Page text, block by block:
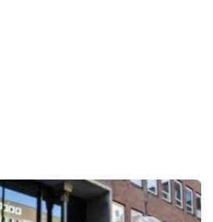
الحكومة
الهولندية